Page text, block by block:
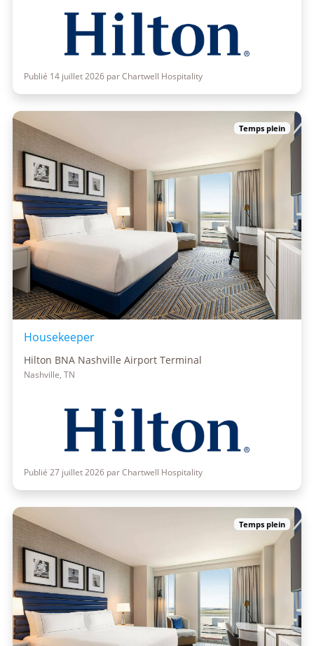
Publié 14 juillet 2026 par Chartwell Hospitality
Temps plein
Housekeeper
Hilton BNA Nashville Airport Terminal
Nashville, TN
Publié 27 juillet 2026 par Chartwell Hospitality
Temps plein